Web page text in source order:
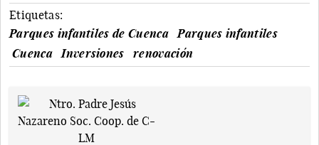
Etiquetas:
Parques infantiles de Cuenca
Parques infantiles
Cuenca
Inversiones renovación